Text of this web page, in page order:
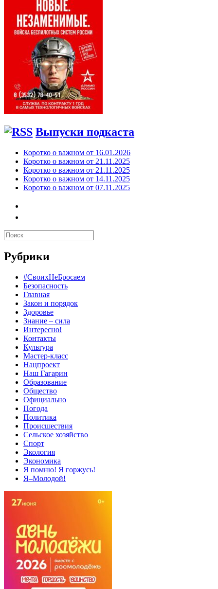
Выпуски подкаста
Коротко о важном от 16.01.2026
Коротко о важном от 21.11.2025
Коротко о важном от 21.11.2025
Коротко о важном от 14.11.2025
Коротко о важном от 07.11.2025
Рубрики
#СвоихНеБросаем
Безопасность
Главная
Закон и порядок
Здоровье
Знание – сила
Интересно!
Контакты
Культура
Мастер-класс
Нацпроект
Наш Гагарин
Образование
Общество
Официально
Погода
Политика
Происшествия
Сельское хозяйство
Спорт
Экология
Экономика
Я помню! Я горжусь!
Я–Молодой!